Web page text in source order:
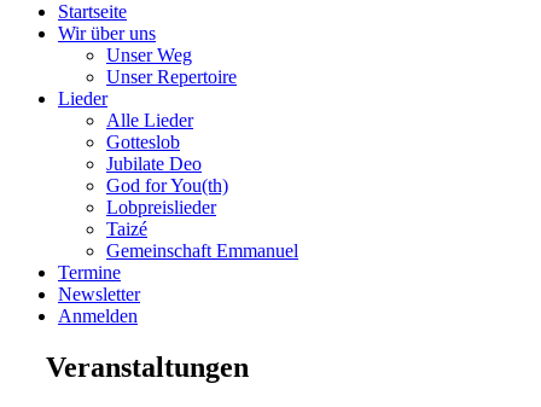
Startseite
Wir über uns
Unser Weg
Unser Repertoire
Lieder
Alle Lieder
Gotteslob
Jubilate Deo
God for You(th)
Lobpreislieder
Taizé
Gemeinschaft Emmanuel
Termine
Newsletter
Anmelden
Veranstaltungen